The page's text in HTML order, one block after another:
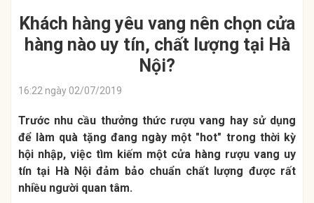
Khách hàng yêu vang nên chọn cửa
hàng nào uy tín, chất lượng tại Hà
Nội?
16:22 ngày 02/07/2019
Trước nhu cầu thưởng thức rượu vang hay sử dụng
để làm quà tặng đang ngày một "hot" trong thời kỳ
hội nhập, việc tìm kiếm một cửa hàng rượu vang uy
tín tại Hà Nộiđảm bảo chuẩn chất lượng được rất
nhiều người quan tâm.